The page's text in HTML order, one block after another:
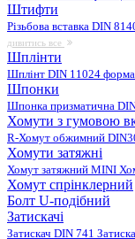
Штифти
Різьбова вставка DIN
дивитись все
Шплінти
Шплінт DIN 11024
Шпонки
Шпонка призматична
Хомути з гумовою
R-Хомут обжимний
Хомути затяжні
Хомут затяжний MINI
Хомут спрінклерний
Болт U-подібний
Затискачі
Затискач DIN 741